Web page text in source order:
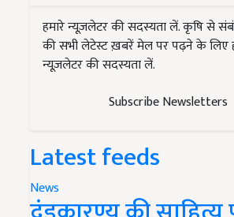
हमारे न्यूज़लेटर की सदस्यता लें. कृषि से
की सभी लेटेस्ट ख़बरें मेल पर पढ़ने के लिए
न्यूज़लेटर की सदस्यता लें.
Subscribe Newsletters
Latest feeds
News